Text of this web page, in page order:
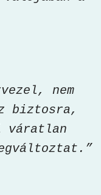
nem
biztosra,
váratlan